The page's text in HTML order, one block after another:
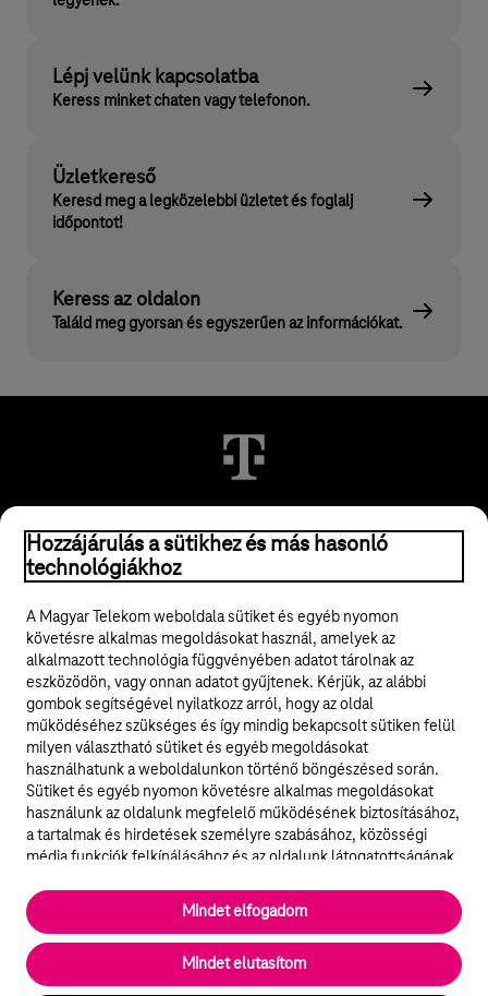
Lépj velünk kapcsolatba
Keress minket chaten vagy telefonon.
Üzletkereső
Keresd meg a legközelebbi üzletet és foglalj
időpontot!
Keress az oldalon
Találd meg gyorsan és egyszerűen az információkat.
© 2026 Magyar Telekom Nyrt.
ÁSZF
Adatvédelem
Felhívások
Közösségi média
Cookie beállítások
English
Hozzájárulás a sütikhez és más hasonló
technológiákhoz
A Magyar Telekom weboldala sütiket és egyéb nyomon
követésre alkalmas megoldásokat használ, amelyek az
alkalmazott technológia függvényében adatot tárolnak az
eszközödön, vagy onnan adatot gyűjtenek. Kérjük, az alábbi
gombok segítségével nyilatkozz arról, hogy az oldal
működéséhez szükséges és így mindig bekapcsolt sütiken felül
milyen választható sütiket és egyéb megoldásokat
használhatunk a weboldalunkon történő böngészésed során.
Sütiket és egyéb nyomon követésre alkalmas megoldásokat
használunk az oldalunk megfelelő működésének biztosításához,
a tartalmak és hirdetések személyre szabásához, közösségi
média funkciók felkínálásához és az oldalunk látogatottságának
elengedhetetlenek a weboldal működéséhez és nem lehet
kikapcsolni őket a weboldal látogatása során rendszerünkből. A
statisztikai, vagy marketing célú sütik segítségével bizonyos
esetekben az oldalhasználattal kapcsolatos információkat is
megosztjuk hirdetési és elemzési szolgáltatásokat nyújtó
Mindet elutasítom
Mindet elfogadom